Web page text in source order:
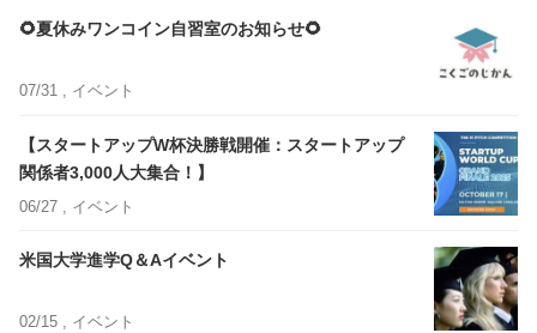
🌻夏休みワンコイン自習室のお知らせ🌻
07/31 , イベント
【スタートアップW杯決勝戦開催：スタートアップ
関係者3,000人大集合！】
06/27 , イベント
米国大学進学Q＆Aイベント
02/15 , イベント